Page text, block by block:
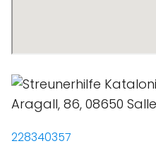
228340357